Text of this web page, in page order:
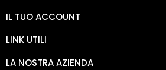
IL TUO ACCOUNT
LINK UTILI
LA NOSTRA AZIENDA